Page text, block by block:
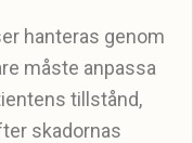
hanteras genom
måste anpassa
tillstånd,
skadornas